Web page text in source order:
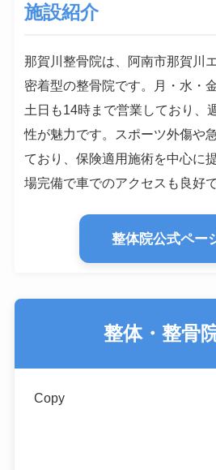
施設紹介
那賀川整骨院は、阿南市那賀川
密着型の整骨院です。月・水・
土日も14時まで営業しており、
性が魅力です。スポーツ外傷や
ており、保険適用施術を中心に
場完備で車でのアクセスも良好で
整体院公式ペー
整体・整骨
Copy